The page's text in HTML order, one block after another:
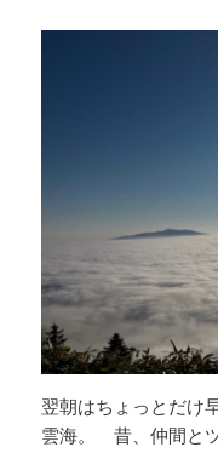
翌朝はちょっとだけ
雲海。 昔、仲間と